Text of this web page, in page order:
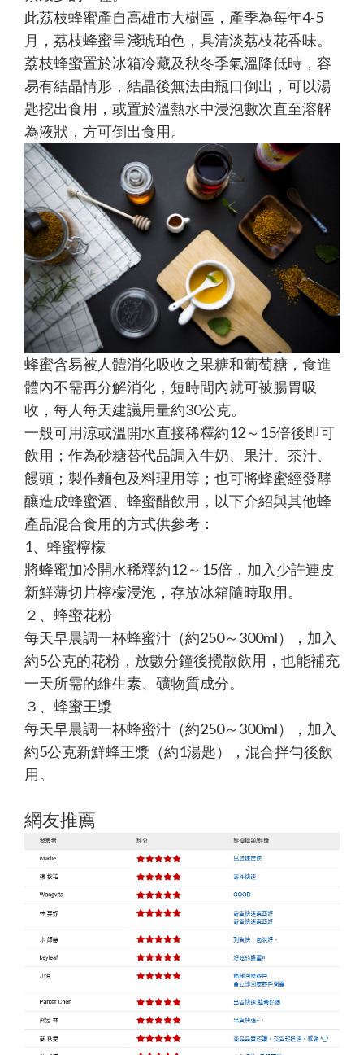
此荔枝蜂蜜產自高雄市大樹區，產季為每年4-5
月，荔枝蜂蜜呈淺琥珀色，具清淡荔枝花香味。
荔枝蜂蜜置於冰箱冷藏及秋冬季氣溫降低時，容
易有結晶情形，結晶後無法由瓶口倒出，可以湯
匙挖出食用，或置於溫熱水中浸泡數次直至溶解
為液狀，方可倒出食用。
蜂蜜含易被人體消化吸收之果糖和葡萄糖，食進
體內不需再分解消化，短時間內就可被腸胃吸
收，每人每天建議用量約30公克。
一般可用涼或溫開水直接稀釋約12～15倍後即可
飲用；作為砂糖替代品調入牛奶、果汁、茶汁、
饅頭；製作麵包及料理用等；也可將蜂蜜經發酵
釀造成蜂蜜酒、蜂蜜醋飲用，以下介紹與其他蜂
產品混合食用的方式供參考：
1、蜂蜜檸檬
將蜂蜜加冷開水稀釋約12～15倍，加入少許連皮
新鮮薄切片檸檬浸泡，存放冰箱隨時取用。
２、蜂蜜花粉
每天早晨調一杯蜂蜜汁（約250～300ml），加入
約5公克的花粉，放數分鐘後攪散飲用，也能補充
一天所需的維生素、礦物質成分。
３、蜂蜜王漿
每天早晨調一杯蜂蜜汁（約250～300ml），加入
約5公克新鮮蜂王漿（約1湯匙），混合拌勻後飲
用。
網友推薦